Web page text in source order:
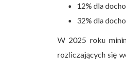
12% dla
32% dla
W 2025 roku
rozliczających się